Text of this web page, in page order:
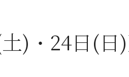
月28日
)・24日(